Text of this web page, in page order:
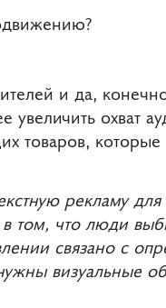
и да,
охват
товаров, которые
рекламу
том, что люди
связано с
визуальные